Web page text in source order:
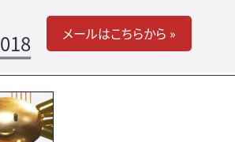
メールはこちらから »